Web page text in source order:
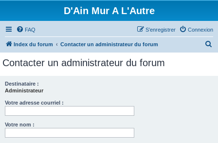
D'Ain Mur A L'Autre
FAQ Connexion
S’enregistrer
Index du forum Contacter un administrateur du forum
Contacter un administrateur du forum
Destinataire :
Administrateur
Votre adresse courriel :
Votre nom :